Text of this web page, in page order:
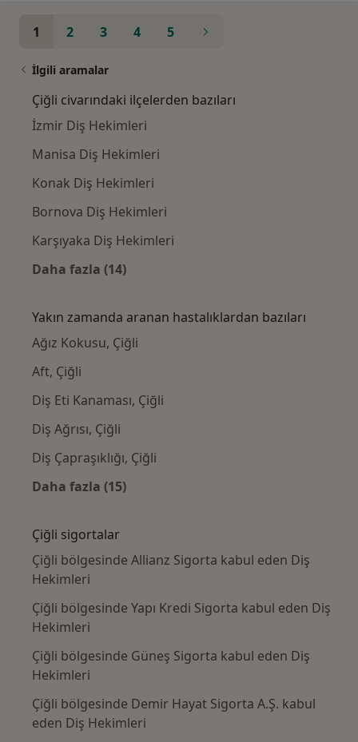
1 2 3 4 5
İlgili aramalar
Çiğli civarındaki ilçelerden bazıları
İzmir Diş Hekimleri
Manisa Diş Hekimleri
Konak Diş Hekimleri
Bornova Diş Hekimleri
Karşıyaka Diş Hekimleri
Daha fazla (14)
Yakın zamanda aranan hastalıklardan bazıları
Ağız Kokusu, Çiğli
Aft, Çiğli
Diş Eti Kanaması, Çiğli
Diş Ağrısı, Çiğli
Diş Çapraşıklığı, Çiğli
Daha fazla (15)
Çiğli sigortalar
Çiğli bölgesinde Allianz Sigorta kabul eden Diş
Hekimleri
Çiğli bölgesinde Yapı Kredi Sigorta kabul eden Diş
Hekimleri
Çiğli bölgesinde Güneş Sigorta kabul eden Diş
Hekimleri
Çiğli bölgesinde Demir Hayat Sigorta A.Ş. kabul
eden Diş Hekimleri